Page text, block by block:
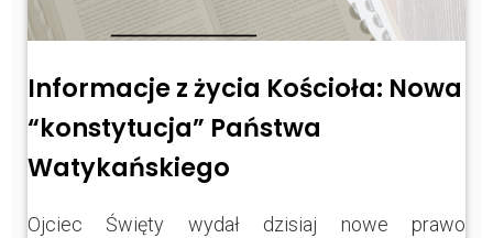
Informacje z życia Kościoła: Nowa
“konstytucja” Państwa
Watykańskiego
Ojciec Święty wydał dzisiaj nowe prawo